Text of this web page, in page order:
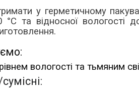
у герметичному
та відносної вологості
вологості та тьмяним